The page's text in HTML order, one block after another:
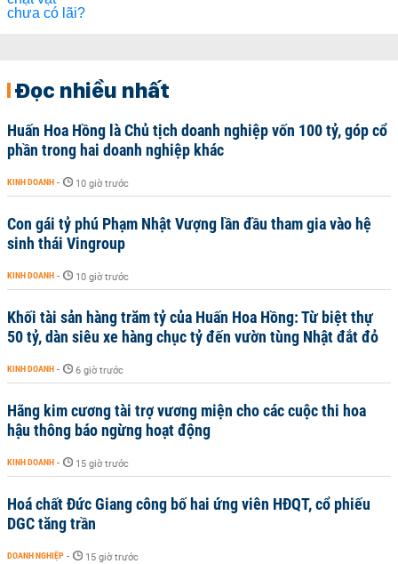
Đọc nhiều nhất
Huấn Hoa Hồng là Chủ tịch doanh nghiệp vốn 100 tỷ, góp cổ
phần trong hai doanh nghiệp khác
KINH DOANH - 10 giờ trước
Con gái tỷ phú Phạm Nhật Vượng lần đầu tham gia vào hệ
sinh thái Vingroup
KINH DOANH - 10 giờ trước
Khối tài sản hàng trăm tỷ của Huấn Hoa Hồng: Từ biệt thự
50 tỷ, dàn siêu xe hàng chục tỷ đến vườn tùng Nhật đắt đỏ
KINH DOANH - 6 giờ trước
Hãng kim cương tài trợ vương miện cho các cuộc thi hoa
hậu thông báo ngừng hoạt động
KINH DOANH - 15 giờ trước
Hoá chất Đức Giang công bố hai ứng viên HĐQT, cổ phiếu
DGC tăng trần
DOANH NGHIỆP - 15 giờ trước